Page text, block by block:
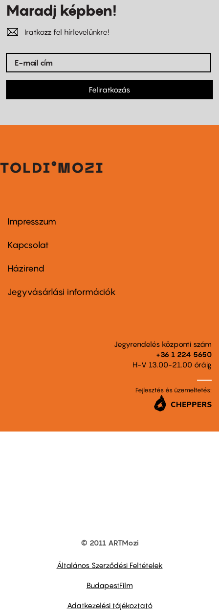
Maradj képben!
Iratkozz fel hírlevelünkre!
Feliratkozás
Footer
first
Impresszum
Kapcsolat
Footer
second
Házirend
Jegyvásárlási információk
Jegyrendelés központi szám
+36 1 224 5650
H-V 13.00-21.00 óráig
Fejlesztés és üzemeltetés:
© 2011 ARTMozi
Általános Szerződési Feltételek
BudapestFilm
Adatkezelési tájékoztató